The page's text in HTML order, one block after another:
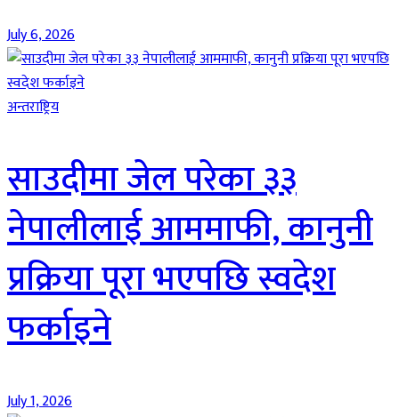
July 6, 2026
अन्तराष्ट्रिय
साउदीमा जेल परेका ३३
नेपालीलाई आममाफी, कानुनी
प्रक्रिया पूरा भएपछि स्वदेश
फर्काइने
July 1, 2026